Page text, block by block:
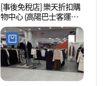
[事後免稅店] 樂天折扣購
物中心 (高陽巴士客運站
店)(롯데아울렛 고양터미
널점)